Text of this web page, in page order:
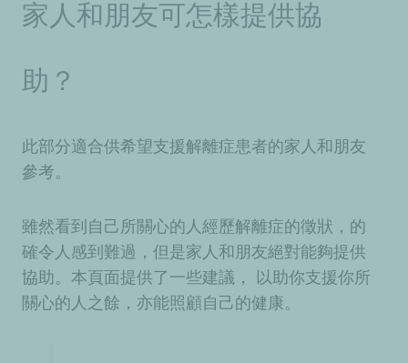
家人和朋友可怎樣提供協
助？
此部分適合供希望支援解離症患者的家人和朋友
參考。
雖然看到自己所關心的人經歷解離症的徵狀，的
確令人感到難過，但是家人和朋友絕對能夠提供
協助。本頁面提供了一些建議， 以助你支援你所
關心的人之餘，亦能照顧自己的健康。